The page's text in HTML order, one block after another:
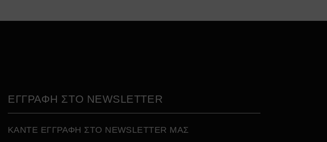
ΕΓΓΡΑΦΗ ΣΤΟ NEWSLETTER
ΚAΝΤΕ ΕΓΓΡΑΦH ΣΤΟ NEWSLETTER ΜΑΣ